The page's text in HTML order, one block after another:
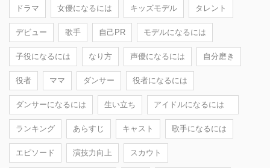
ドラマ 女優になるには キッズモデル タレント
デビュー 歌手 自己PR モデルになるには
子役になるには なり方 声優になるには 自分磨き
役者 ママ ダンサー 役者になるには
ダンサーになるには 生い立ち アイドルになるには
ランキング あらすじ キャスト 歌手になるには
エピソード 演技力向上 スカウト